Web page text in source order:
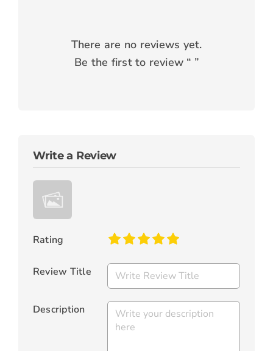
There are no reviews yet.
Be the first to review “ ”
Write a Review
Rating
Review Title
Description